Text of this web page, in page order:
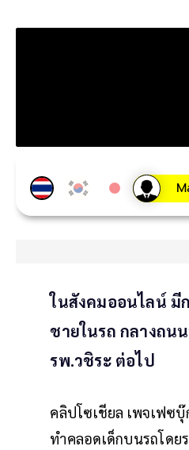
ในสังคมออนไลน์ มี
ชายในรถ กลางถน
รพ.วชิระ ต่อไป
คลิปโซเชียล เพจเฟซ
ทำคลอดเด็กบนรถโดย